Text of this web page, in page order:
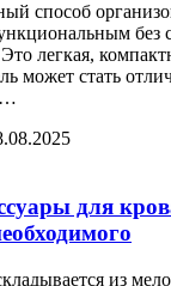
способ
без
легкая,
может стать
для
из